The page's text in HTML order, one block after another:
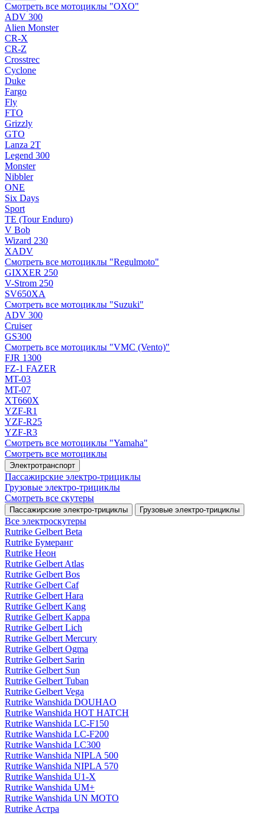
Смотреть все мотоциклы "OXO"
ADV 300
Alien Monster
CR-X
CR-Z
Crosstrec
Cyclone
Duke
Fargo
Fly
FTO
Grizzly
GTO
Lanza 2T
Legend 300
Monster
Nibbler
ONE
Six Days
Sport
TE (Tour Enduro)
V Bob
Wizard 230
XADV
Смотреть все мотоциклы "Regulmoto"
GIXXER 250
V-Strom 250
SV650XA
Смотреть все мотоциклы "Suzuki"
ADV 300
Cruiser
GS300
Смотреть все мотоциклы "VMC (Vento)"
FJR 1300
FZ-1 FAZER
MT-03
MT-07
XT660X
YZF-R1
YZF-R25
YZF-R3
Смотреть все мотоциклы "Yamaha"
Смотреть все мотоциклы
Электротранспорт
Пассажирские электро‑трициклы
Грузовые электро‑трициклы
Смотреть все скутеры
Пассажирские электро‑трициклы Грузовые электро‑трициклы
Все электро­скутеры
Rutrike Gelbert Beta
Rutrike Бумеранг
Rutrike Неон
Rutrike Gelbert Atlas
Rutrike Gelbert Bos
Rutrike Gelbert Caf
Rutrike Gelbert Hara
Rutrike Gelbert Kang
Rutrike Gelbert Kappa
Rutrike Gelbert Lich
Rutrike Gelbert Mercury
Rutrike Gelbert Ogma
Rutrike Gelbert Sarin
Rutrike Gelbert Sun
Rutrike Gelbert Tuban
Rutrike Gelbert Vega
Rutrike Wanshida DOUHAO
Rutrike Wanshida HOT HATCH
Rutrike Wanshida LC-F150
Rutrike Wanshida LC-F200
Rutrike Wanshida LC300
Rutrike Wanshida NIPLA 500
Rutrike Wanshida NIPLA 570
Rutrike Wanshida U1-X
Rutrike Wanshida UM+
Rutrike Wanshida UN MOTO
Rutrike Астра